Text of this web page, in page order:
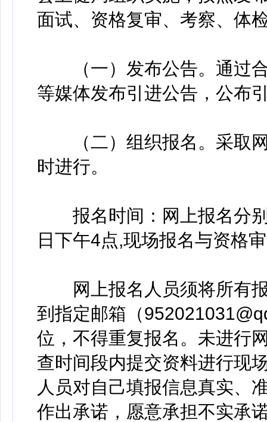
面试、资格复审、考察、体
（一）发布公告。通过合
等媒体发布引进公告，公布
（二）组织报名。采取网
时进行。
报名时间：网上报名分别
日下午4点,现场报名与资格
网上报名人员须将所有报
到指定邮箱（
位，不得重复报名。未进行
查时间段内提交资料进行现
人员对自己填报信息真实、
作出承诺，愿意承担不实承